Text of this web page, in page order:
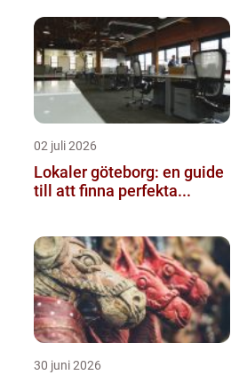
02 juli 2026
Lokaler göteborg: en guide
till att finna perfekta...
30 juni 2026